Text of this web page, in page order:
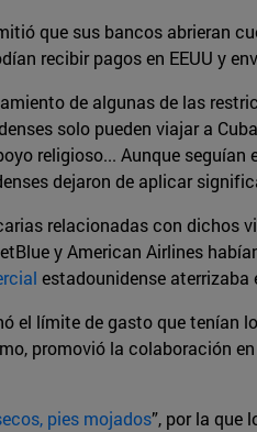
que sus bancos abrieran
recibir pagos en EEUU y
de algunas de las
solo pueden viajar a
religioso... Aunque
dejaron de aplicar
relacionadas con dichos
y American Airlines
estadounidense aterrizaba
el límite de gasto que
promovió la colaboración
pies mojados”, por la que